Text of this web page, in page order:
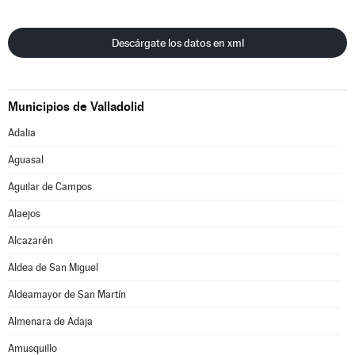
Descárgate los datos en xml
Municipios de Valladolid
Adalia
Aguasal
Aguilar de Campos
Alaejos
Alcazarén
Aldea de San Miguel
Aldeamayor de San Martín
Almenara de Adaja
Amusquillo